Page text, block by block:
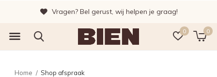
0 0
Vragen? Bel gerust, wij helpen je graag!
Home Shop afspraak